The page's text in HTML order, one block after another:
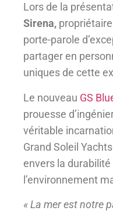
Lors de la
Sirena,
porte-parole
partager en
uniques de cette
Le nouveau GS
prouesse
véritable
Grand Soleil
envers la
l’environnement
« La mer est notre